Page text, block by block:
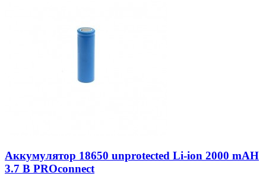
Аккумулятор 18650 unprotected Li-ion 2000 mAH
3.7 В PROconnect